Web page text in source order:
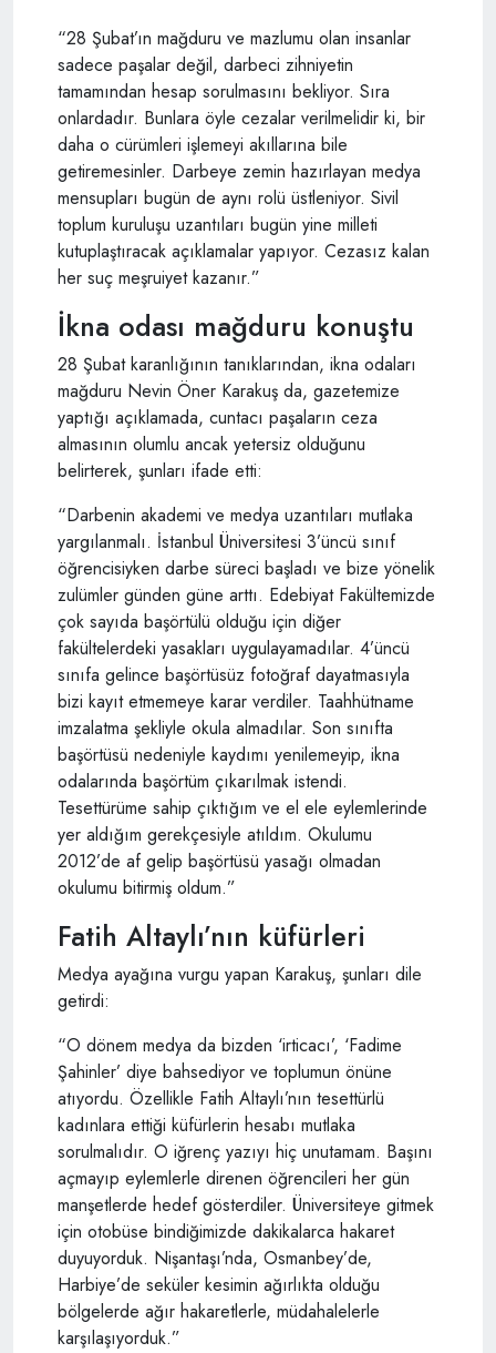
“28 Şubat’ın mağduru ve mazlumu olan insanlar
sadece paşalar değil, darbeci zihniyetin
tamamından hesap sorulmasını bekliyor. Sıra
onlardadır. Bunlara öyle cezalar verilmelidir ki, bir
daha o cürümleri işlemeyi akıllarına bile
getiremesinler. Darbeye zemin hazırlayan medya
mensupları bugün de aynı rolü üstleniyor. Sivil
toplum kuruluşu uzantıları bugün yine milleti
kutuplaştıracak açıklamalar yapıyor. Cezasız kalan
her suç meşruiyet kazanır.”
İkna odası mağduru konuştu
28 Şubat karanlığının tanıklarından, ikna odaları
mağduru Nevin Öner Karakuş da, gazetemize
yaptığı açıklamada, cuntacı paşaların ceza
almasının olumlu ancak yetersiz olduğunu
belirterek, şunları ifade etti:
“Darbenin akademi ve medya uzantıları mutlaka
yargılanmalı. İstanbul Üniversitesi 3’üncü sınıf
öğrencisiyken darbe süreci başladı ve bize yönelik
zulümler günden güne arttı. Edebiyat Fakültemizde
çok sayıda başörtülü olduğu için diğer
fakültelerdeki yasakları uygulayamadılar. 4’üncü
sınıfa gelince başörtüsüz fotoğraf dayatmasıyla
bizi kayıt etmemeye karar verdiler. Taahhütname
imzalatma şekliyle okula almadılar. Son sınıfta
başörtüsü nedeniyle kaydımı yenilemeyip, ikna
odalarında başörtüm çıkarılmak istendi.
Tesettürüme sahip çıktığım ve el ele eylemlerinde
yer aldığım gerekçesiyle atıldım. Okulumu
2012’de af gelip başörtüsü yasağı olmadan
okulumu bitirmiş oldum.”
Fatih Altaylı’nın küfürleri
Medya ayağına vurgu yapan Karakuş, şunları dile
getirdi:
“O dönem medya da bizden ‘irticacı’, ‘Fadime
Şahinler’ diye bahsediyor ve toplumun önüne
atıyordu. Özellikle Fatih Altaylı’nın tesettürlü
kadınlara ettiği küfürlerin hesabı mutlaka
sorulmalıdır. O iğrenç yazıyı hiç unutamam. Başını
açmayıp eylemlerle direnen öğrencileri her gün
manşetlerde hedef gösterdiler. Üniversiteye gitmek
için otobüse bindiğimizde dakikalarca hakaret
duyuyorduk. Nişantaşı’nda, Osmanbey’de,
Harbiye’de seküler kesimin ağırlıkta olduğu
bölgelerde ağır hakaretlerle, müdahalelerle
karşılaşıyorduk.”